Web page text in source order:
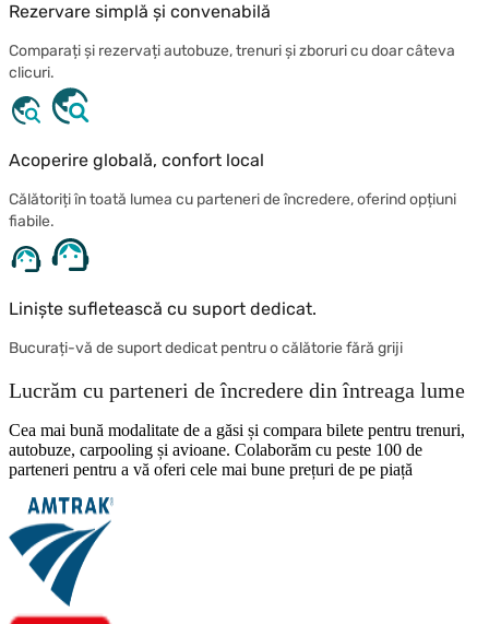
Rezervare simplă și convenabilă
Comparați și rezervați autobuze, trenuri și zboruri cu doar câteva
clicuri.
Acoperire globală, confort local
Călătoriți în toată lumea cu parteneri de încredere, oferind opțiuni
fiabile.
Liniște sufletească cu suport dedicat.
Bucurați-vă de suport dedicat pentru o călătorie fără griji
Lucrăm cu parteneri de încredere din întreaga lume
Cea mai bună modalitate de a găsi și compara bilete pentru trenuri,
autobuze, carpooling și avioane. Colaborăm cu peste 100 de
parteneri pentru a vă oferi cele mai bune prețuri de pe piață